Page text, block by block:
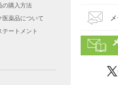
の購入方法
医薬品について
テートメント